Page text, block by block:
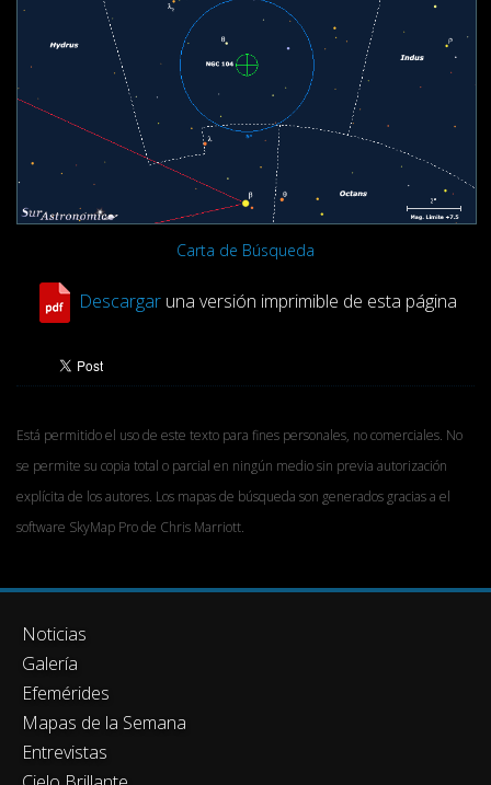
Carta de Búsqueda
Descargaruna versión imprimible de esta página
Está permitido el uso de este texto para fines personales, no comerciales. No
se permite su copia total o parcial en ningún medio sin previa autorización
explícita de los autores. Los mapas de búsqueda son generados gracias a el
software SkyMap Pro de Chris Marriott.
Noticias
Galería
Efemérides
Mapas de la Semana
Entrevistas